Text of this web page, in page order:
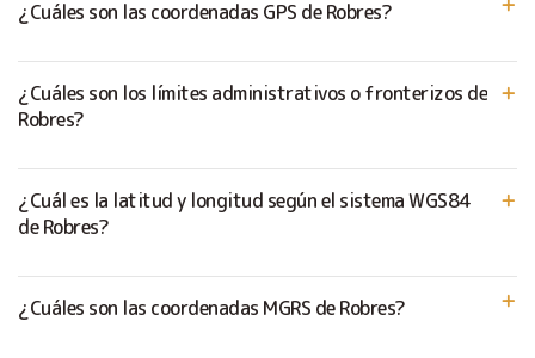
¿Cuáles son las coordenadas GPS de Robres?
¿Cuáles son los límites administrativos o fronterizos de
Robres?
¿Cuál es la latitud y longitud según el sistema WGS84
de Robres?
¿Cuáles son las coordenadas MGRS de Robres?